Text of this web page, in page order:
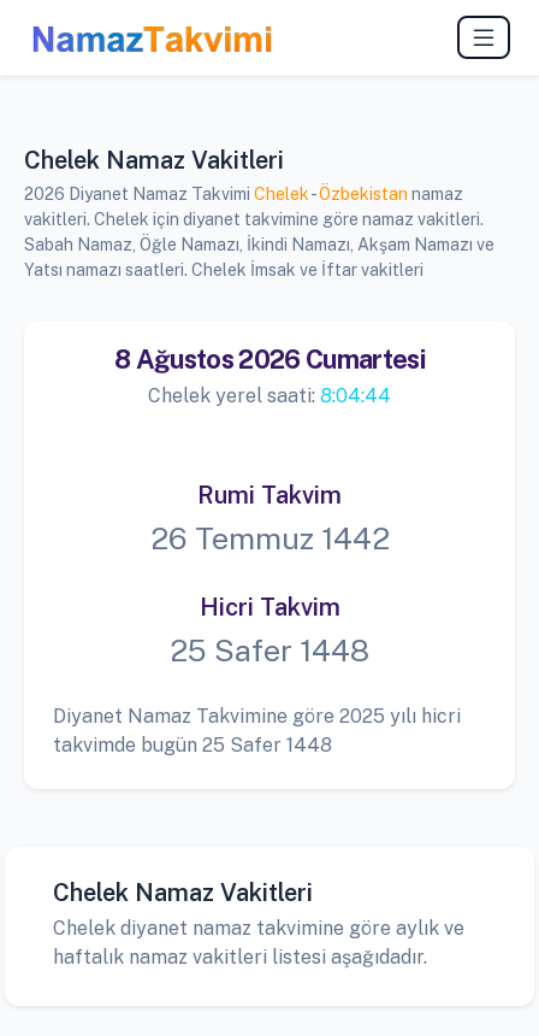
Chelek Namaz Vakitleri
2026 Diyanet Namaz Takvimi Chelek-Özbekistan namaz
vakitleri. Chelek için diyanet takvimine göre namaz vakitleri.
Sabah Namaz, Öğle Namazı, İkindi Namazı, Akşam Namazı ve
Yatsı namazı saatleri. Chelek İmsak ve İftar vakitleri
8 Ağustos 2026 Cumartesi
Chelek yerel saati: 8:04:44
Rumi Takvim
26 Temmuz 1442
Hicri Takvim
25 Safer 1448
Diyanet Namaz Takvimine göre 2025 yılı hicri
takvimde bugün 25 Safer 1448
Chelek Namaz Vakitleri
Chelek diyanet namaz takvimine göre aylık ve
haftalık namaz vakitleri listesi aşağıdadır.